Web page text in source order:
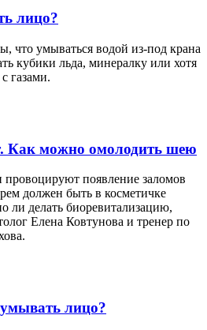
лицо?
умываться водой из-под крана
кубики льда, минералку или хотя
газами.
Как можно омолодить шею
появление заломов
должен быть в косметичке
делать биоревитализацию,
Елена Ковтунова и тренер по
лицо?